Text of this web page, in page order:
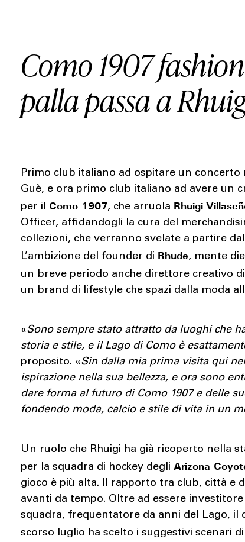
Como 1907
palla passa a
Primo club italiano ad ospitare un concerto
Guè, e ora primo club italiano ad avere un
per il Como 1907, che arruola Rhuigi
Officer, affidandogli la cura del
collezioni, che verranno svelate a partire
L’ambizione del founder di Rhude, mente
un breve periodo anche direttore creativo di
un brand di lifestyle che spazi dalla moda
«Sono sempre stato attratto da luoghi che
storia e stile, e il Lago di Como è
proposito. «Sin dalla mia prima visita qui
ispirazione nella sua bellezza, e ora sono
dare forma al futuro di Como 1907 e delle
fondendo moda, calcio e stile di vita in un
Un ruolo che Rhuigi ha già ricoperto nella
per la squadra di hockey degliArizona
gioco è più alta. Il rapporto tra club, città e
avanti da tempo. Oltre ad essere
squadra, frequentatore da anni del Lago, il
scorso luglio ha scelto i suggestivi scenari di